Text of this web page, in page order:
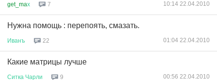
get_maх 7 10:14 22.04.2010
Нужна помощь : перепоять, смазать.
Иванъ 22 01:04 22.04.2010
Какие матрицы лучше
Ситка Чарли 9 00:56 22.04.2010